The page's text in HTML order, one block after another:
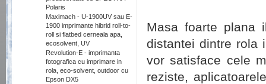
Polaris
Maximach - U-1900UV sau E-
1900 imprimante hibrid roll-to-
roll si flatbed cerneala apa,
ecosolvent, UV
Revolution-E - imprimanta
fotografica cu imprimare in
rola, eco-solvent, outdoor cu
Epson DX5
Masa foarte plana
distantei dintre rola
vor satisface cele
reziste,